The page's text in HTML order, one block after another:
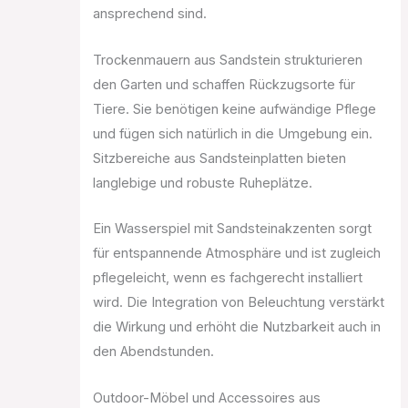
ansprechend sind.
Trockenmauern aus Sandstein strukturieren
den Garten und schaffen Rückzugsorte für
Tiere. Sie benötigen keine aufwändige Pflege
und fügen sich natürlich in die Umgebung ein.
Sitzbereiche aus Sandsteinplatten bieten
langlebige und robuste Ruheplätze.
Ein Wasserspiel mit Sandsteinakzenten sorgt
für entspannende Atmosphäre und ist zugleich
pflegeleicht, wenn es fachgerecht installiert
wird. Die Integration von Beleuchtung verstärkt
die Wirkung und erhöht die Nutzbarkeit auch in
den Abendstunden.
Outdoor-Möbel und Accessoires aus